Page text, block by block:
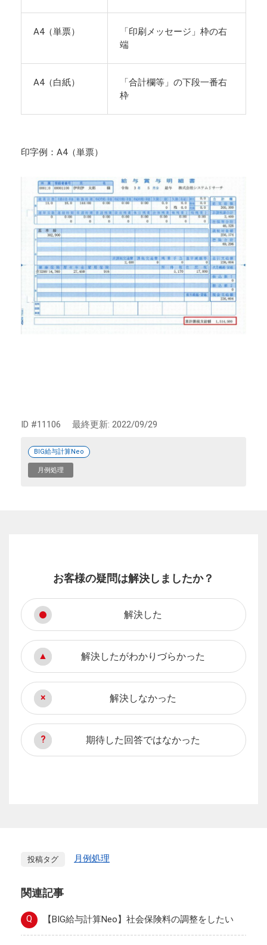
A4（単票）
「印刷メッセージ」枠の右
端
A4（白紙）
「合計欄等」の下段一番右
枠
印字例：A4（単票）
ID #11106 最終更新: 2022/09/29
BIG給与計算Neo
月例処理
お客様の疑問は解決しましたか？
解決した
解決したがわかりづらかった
解決しなかった
期待した回答ではなかった
投稿タグ 月例処理
関連記事
Q 【BIG給与計算Neo】社会保険料の調整をしたい